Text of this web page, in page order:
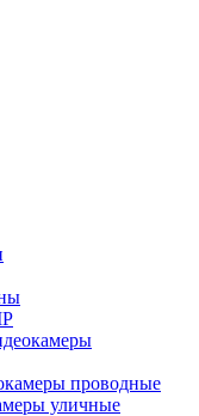
проводные
уличные